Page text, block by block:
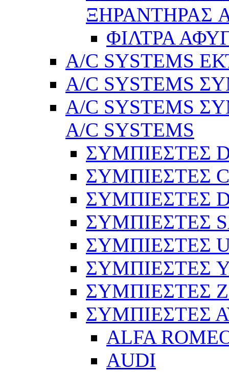
ΞΗΡΑΝΤΗΡΑΣ
ΦΙΛΤΡΑ
A/C SYSTEMS
A/C SYSTEMS
A/C SYSTEMS
A/C SYSTEMS
ΣΥΜΠΙΕΣΤΕΣ
ΣΥΜΠΙΕΣΤΕΣ
ΣΥΜΠΙΕΣΤΕΣ
ΣΥΜΠΙΕΣΤΕΣ
ΣΥΜΠΙΕΣΤΕΣ
ΣΥΜΠΙΕΣΤΕΣ
ΣΥΜΠΙΕΣΤΕΣ
ΣΥΜΠΙΕΣΤΕΣ
ALFA
AUDI